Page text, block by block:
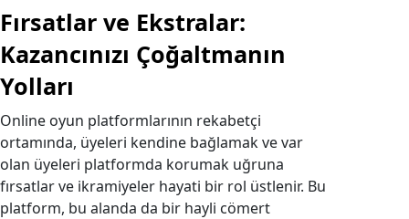
Fırsatlar ve Ekstralar:
Kazancınızı Çoğaltmanın
Yolları
Online oyun platformlarının rekabetçi
ortamında, üyeleri kendine bağlamak ve var
olan üyeleri platformda korumak uğruna
fırsatlar ve ikramiyeler hayati bir rol üstlenir. Bu
platform, bu alanda da bir hayli cömert